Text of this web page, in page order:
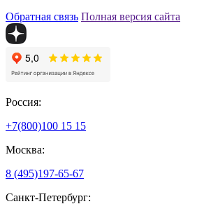
Обратная связь Полная версия сайта
Россия:
+7(800)100 15 15
Москва:
8 (495)197-65-67
Санкт-Петербург: